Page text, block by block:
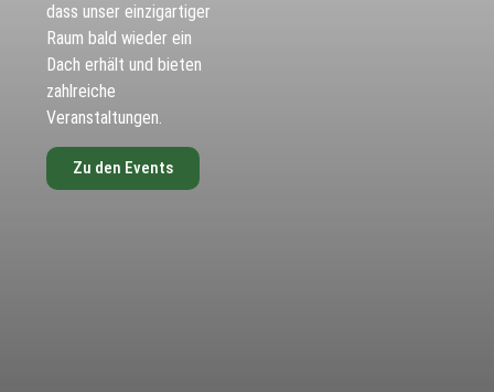
dass unser einzigartiger
Raum bald wieder ein
Dach erhält und bieten
zahlreiche
Veranstaltungen.
Zu den Events